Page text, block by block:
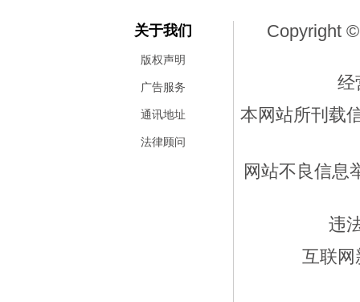
关于我们
版权声明
广告服务
通讯地址
法律顾问
Copyright
经
本网站所刊载
网站不良信息
违
互联网